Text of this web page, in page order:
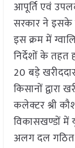
आपूर्ति एवं
सरकार ने इसके
इस क्रम में
निर्देशों के
20 बड़े
किसानों द्वारा
कलेक्टर श्री
विकासखण्डों में
अलग दल गठित